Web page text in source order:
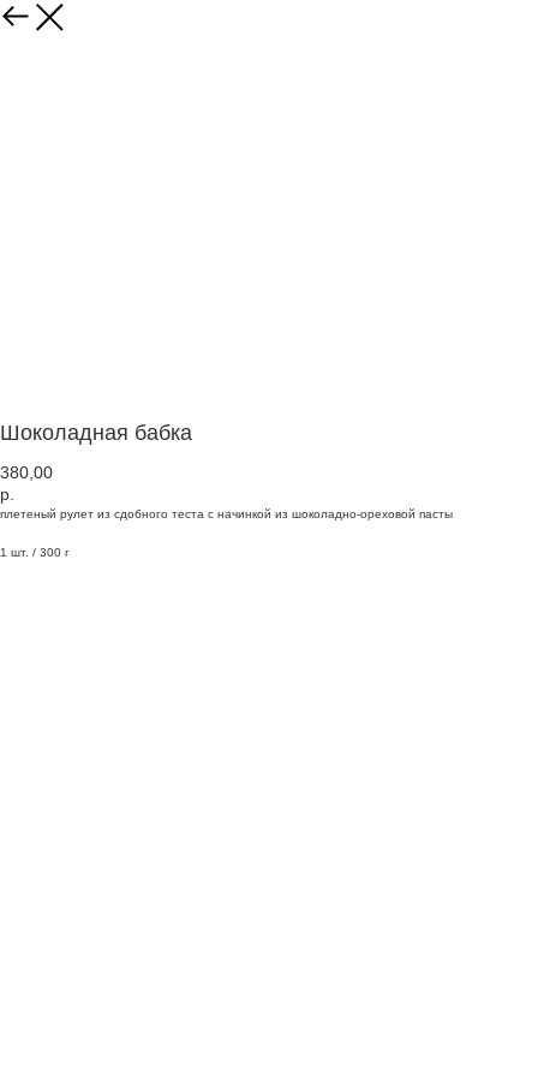
Шоколадная бабка
380,00
р.
плетеный рулет из сдобного теста с начинкой из шоколадно-ореховой пасты
1 шт. / 300 г